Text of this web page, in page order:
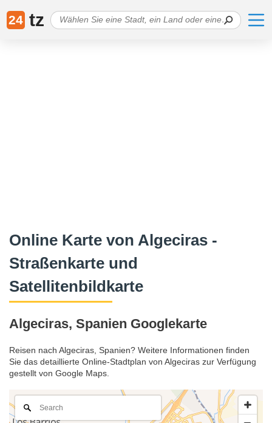
24 tz
Online Karte von Algeciras -
Straßenkarte und
Satellitenbildkarte
Algeciras, Spanien Googlekarte
Reisen nach Algeciras, Spanien? Weitere Informationen finden
Sie das detaillierte Online-Stadtplan von Algeciras zur Verfügung
gestellt von Google Maps.